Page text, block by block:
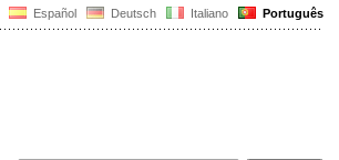
Español Deutsch Italiano Português